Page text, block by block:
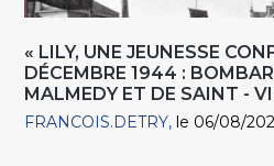
« LILY, UNE JEUNESSE
DÉCEMBRE 1944 :
MALMEDY ET DE SAINT -
FRANCOIS.DETRY le 06/08/